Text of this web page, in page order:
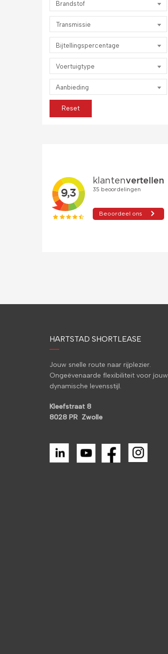
Brandstof
Transmissie
Bijtellingspercentage
Voertuigtype
Aanbieding
Reset
HARTSTAD SHORTLEASE
Jouw snelle route naar rijplezier.
Ongeëvenaarde flexibiliteit voor jouw
dynamische levensstijl.
Kleefstraat 8
8028 PR Zwolle